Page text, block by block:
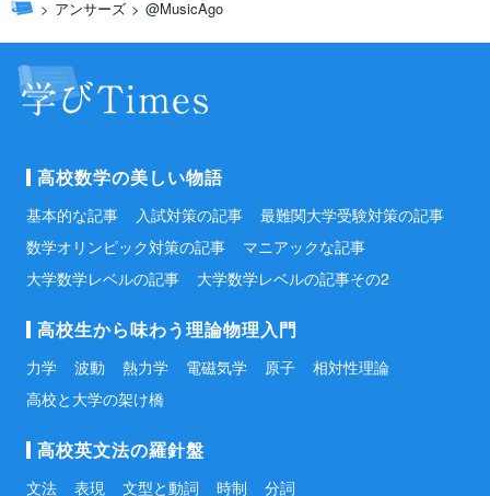
て分かりづらいと思いますが、頑張ってくださ
い。
アンサーズ @MusicAgo
高校数学の美しい物語
基本的な記事 入試対策の記事
最難関大学受験対策の記事
数学オリンピック対策の記事
マニアックな記事
大学数学レベルの記事
大学数学レベルの記事その2
高校生から味わう理論物理入門
力学 波動 熱力学 電磁気学 原子
相対性理論
高校と大学の架け橋
高校英文法の羅針盤
文法 表現 文型と動詞 時制 分詞